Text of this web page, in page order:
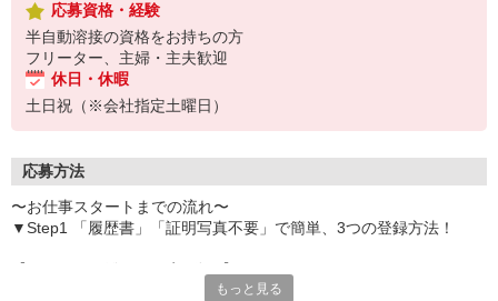
応募資格・経験
半自動溶接の資格をお持ちの方
フリーター、主婦・主夫歓迎
休日・休暇
土日祝（※会社指定土曜日）
応募方法
〜お仕事スタートまでの流れ〜
▼Step1 「履歴書」「証明写真不要」で簡単、3つの登録方法！
いつでも好きな時間に登録OKもっと見る